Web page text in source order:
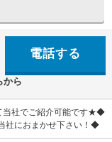
電話する
から
当社でご紹介可能です★◆
社におまかせ下さい！◆